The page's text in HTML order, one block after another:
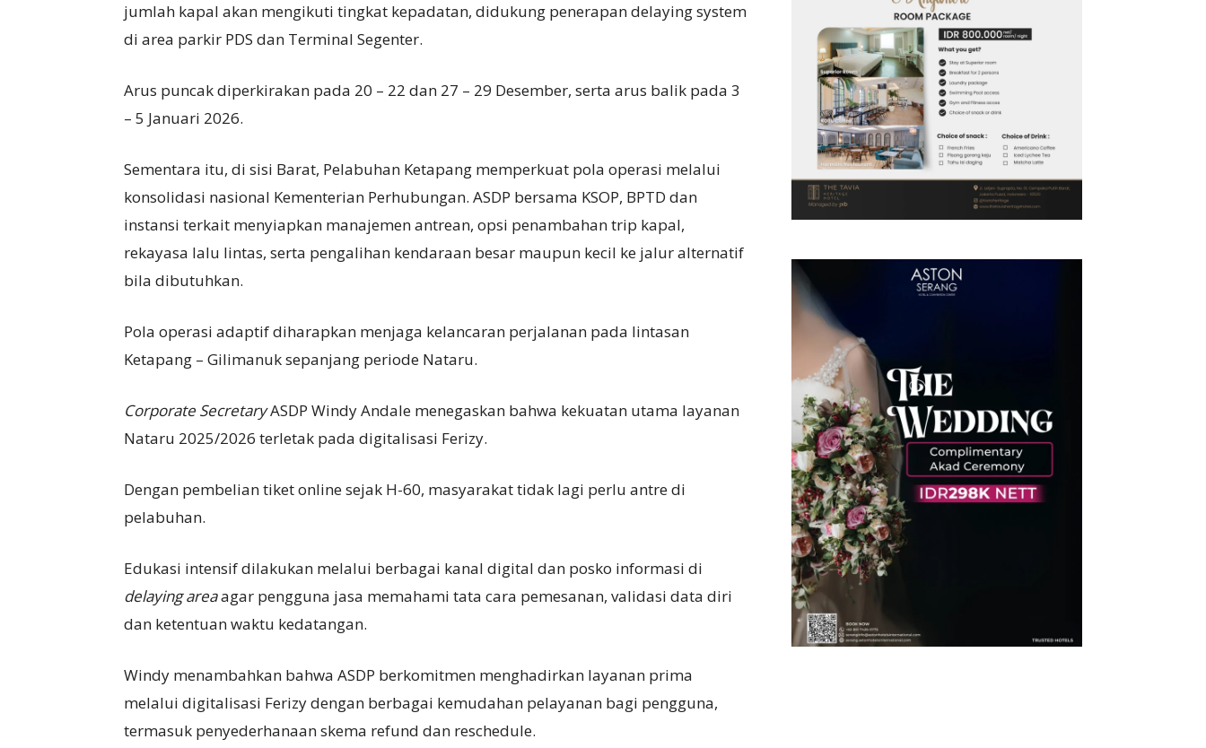
jumlah kapal akan mengikuti tingkat kepadatan, didukung penerapan delaying system
di area parkir PDS dan Terminal Segenter.
Arus puncak diperkirakan pada 20 – 22 dan 27 – 29 Desember, serta arus balik pada 3
– 5 Januari 2026.
Sementara itu, di sisi Barat, Pelabuhan Ketapang memperkuat pola operasi melalui
konsolidasi nasional Kementerian Perhubungan. ASDP bersama KSOP, BPTD dan
instansi terkait menyiapkan manajemen antrean, opsi penambahan trip kapal,
rekayasa lalu lintas, serta pengalihan kendaraan besar maupun kecil ke jalur alternatif
bila dibutuhkan.
Pola operasi adaptif diharapkan menjaga kelancaran perjalanan pada lintasan
Ketapang – Gilimanuk sepanjang periode Nataru.
Corporate SecretaryASDP Windy Andale menegaskan bahwa kekuatan utama layanan
Nataru 2025/2026 terletak pada digitalisasi Ferizy.
Dengan pembelian tiket online sejak H-60, masyarakat tidak lagi perlu antre di
pelabuhan.
Edukasi intensif dilakukan melalui berbagai kanal digital dan posko informasi di
delaying areaagar pengguna jasa memahami tata cara pemesanan, validasi data diri
dan ketentuan waktu kedatangan.
Windy menambahkan bahwa ASDP berkomitmen menghadirkan layanan prima
melalui digitalisasi Ferizy dengan berbagai kemudahan pelayanan bagi pengguna,
termasuk penyederhanaan skema refund dan reschedule.